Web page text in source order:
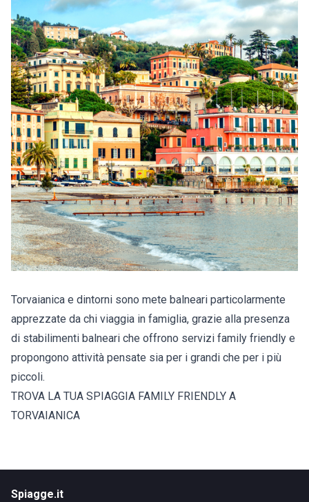
Torvaianica e dintorni sono mete balneari particolarmente
apprezzate da chi viaggia in famiglia, grazie alla presenza
di stabilimenti balneari che offrono servizi family friendly e
propongono attività pensate sia per i grandi che per i più
piccoli.
TROVA LA TUA SPIAGGIA FAMILY FRIENDLY A
TORVAIANICA
Spiagge.it